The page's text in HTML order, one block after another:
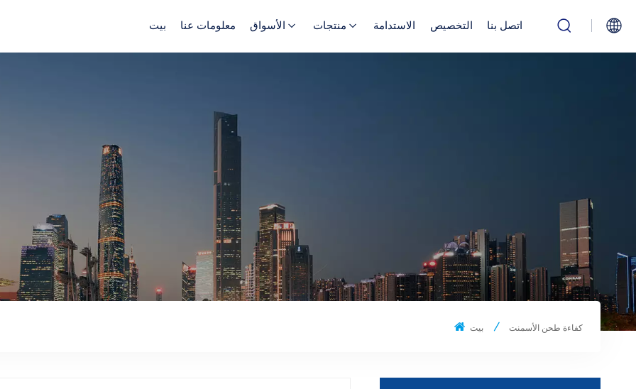
بيت معلومات عنا الأسواق منتجات الاستدامة التخصيص اتصل بنا
بيت كفاءة طحن الأسمنت